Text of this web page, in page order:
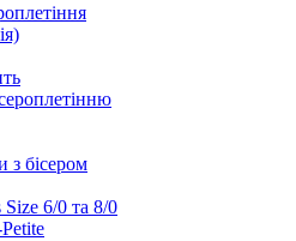
з бісером
Size 6/0 та 8/0